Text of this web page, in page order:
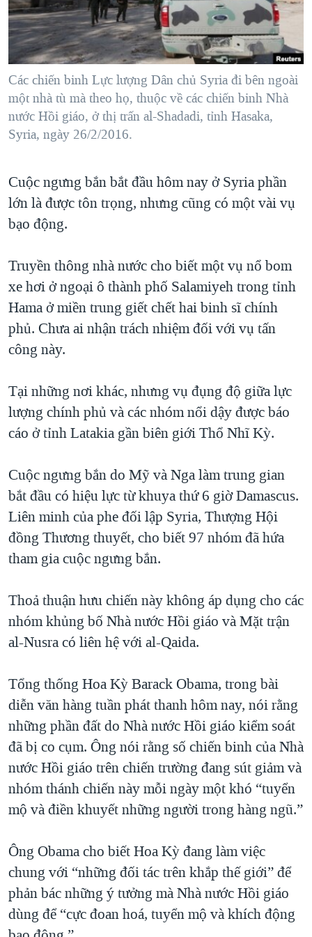
"Tìm"NGƯỜI VIỆT HẢI NGOẠI
ĐỜI SỐNG
KINH TẾ
SỨC KHOẺ
VĂN HOÁ
GIÁO DỤC
TẠI
HÀNH TRÌNH BẦU CỬ 2024
MỘT NĂM CHIẾN TRANH TẠI DẢI GAZA
GIẢI MÃ VÀNH ĐAI & CON ĐƯỜNG
NGÀY TỊ NẠN THẾ GIỚI
TRỊNH VĨNH BÌNH - NGƯỜI HẠ 'BÊN THẮNG CUỘC'
CHI PHÍ CHIẾN TRANH AFGHANISTAN
CÁC GIÁ TRỊ CỘNG HÒA Ở VIỆT NAM
THƯỢNG ĐỈNH TRUMP-KIM TẠI VIỆT NAM
NGƯ DÂN VIỆT VÀ LÀN SÓNG TRỘM HẢI SÂM
BÊN KIA QUỐC LỘ: TIẾNG VỌNG TỪ NÔNG THÔN MỸ
QUAN HỆ VIỆT MỸ
VIDEO
NGHE
MẠNG XÃ HỘI
Ngôn ngữ khác
Các chiến binh Lực lượng Dân chủ Syria đi bên ngoài
một nhà tù mà theo họ, thuộc về các chiến binh Nhà
nước Hồi giáo, ở thị trấn al-Shadadi, tỉnh Hasaka,
Syria, ngày 26/2/2016.
Cuộc ngưng bắn bắt đầu hôm nay ở Syria phần
lớn là được tôn trọng, nhưng cũng có một vài vụ
bạo động.
Truyền thông nhà nước cho biết một vụ nổ bom
xe hơi ở ngoại ô thành phố Salamiyeh trong tỉnh
Hama ở miền trung giết chết hai binh sĩ chính
phủ. Chưa ai nhận trách nhiệm đối với vụ tấn
công này.
Tại những nơi khác, nhưng vụ đụng độ giữa lực
lượng chính phủ và các nhóm nổi dậy được báo
cáo ở tỉnh Latakia gần biên giới Thổ Nhĩ Kỳ.
Cuộc ngưng bắn do Mỹ và Nga làm trung gian
bắt đầu có hiệu lực từ khuya thứ 6 giờ Damascus.
Liên minh của phe đối lập Syria, Thượng Hội
đồng Thương thuyết, cho biết 97 nhóm đã hứa
tham gia cuộc ngưng bắn.
Thoả thuận hưu chiến này không áp dụng cho các
nhóm khủng bố Nhà nước Hồi giáo và Mặt trận
al-Nusra có liên hệ với al-Qaida.
Tổng thống Hoa Kỳ Barack Obama, trong bài
diễn văn hàng tuần phát thanh hôm nay, nói rằng
những phần đất do Nhà nước Hồi giáo kiểm soát
đã bị co cụm. Ông nói rằng số chiến binh của Nhà
nước Hồi giáo trên chiến trường đang sút giảm và
nhóm thánh chiến này mỗi ngày một khó “tuyển
mộ và điền khuyết những người trong hàng ngũ.”
Ông Obama cho biết Hoa Kỳ đang làm việc
chung với “những đối tác trên khắp thế giới” để
phản bác những ý tưởng mà Nhà nước Hồi giáo
dùng để “cực đoan hoá, tuyển mộ và khích động